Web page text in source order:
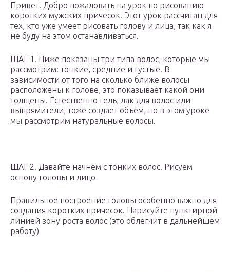
Привет! Добро пожаловать на урок по рисованию
коротких мужских причесок. Этот урок рассчитан для
тех, кто уже умеет рисовать голову и лица, так как я
не буду на этом останавливаться.
ШАГ 1. Ниже показаны три типа волос, которые мы
рассмотрим: тонкие, средние и густые. В
зависимости от того на сколько ближе волосы
расположены к голове, это показывает какой они
толщены. Естественно гель, лак для волос или
выпрямители, тоже создает объем, но в этом уроке
мы рассмотрим натуральные волосы.
ШАГ 2. Давайте начнем с тонких волос. Рисуем
основу головы и лицо
Правильное построение головы особенно важно для
создания коротких причесок. Нарисуйте пунктирной
линией зону роста волос (это облегчит в дальнейшем
работу)